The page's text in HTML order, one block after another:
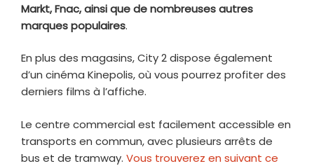
Markt, Fnac, ainsi que de nombreuses autres
marques populaires.
En plus des magasins, City 2 dispose également
d’un cinéma Kinepolis, où vous pourrez profiter des
derniers films à l’affiche.
Le centre commercial est facilement accessible en
transports en commun, avec plusieurs arrêts de
bus et de tramway. Vous trouverez en suivant ce